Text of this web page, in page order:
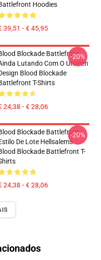
Hoodies
39,51 - € 45,95
Blockade Battlefront
Lutando Com O Unseen
Blood Blockade
T-Shirts
24,38 - € 28,06
-20%
Blockade Battlefront
De Lote Hellsalems
Blockade Battlefront T-
24,38 - € 28,06
-20%